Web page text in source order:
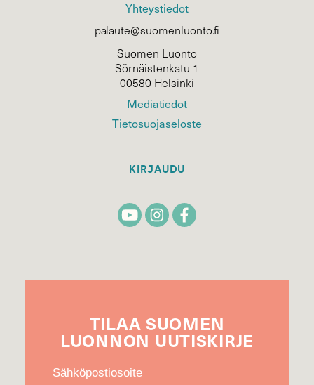
Yhteystiedot
palaute@suomenluonto.fi
Suomen Luonto
Sörnäistenkatu 1
00580 Helsinki
Mediatiedot
Tietosuojaseloste
KIRJAUDU
TILAA SUOMEN
LUONNON UUTIS­KIRJE
Sähköpostiosoite